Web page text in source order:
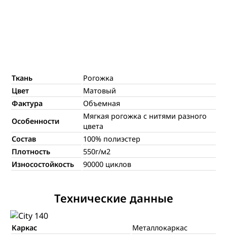
Ткань
Рогожка
Цвет
Матовый
Фактура
Объемная
Особенности
Мягкая рогожка с нитями разного
цвета
Состав
100% полиэстер
Плотность
550г/м2
Износостойкость
90000 циклов
Технические данные
Каркас
Металлокаркас